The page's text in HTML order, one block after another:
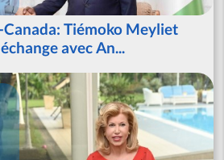
Tiémoko Meyliet
avec An...